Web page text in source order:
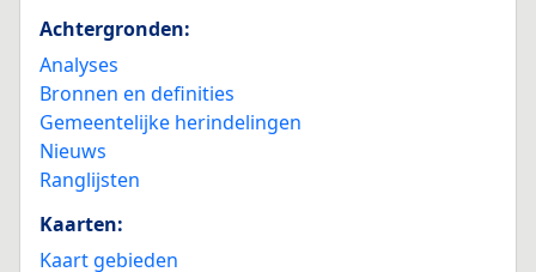
Achtergronden:
Analyses
Bronnen en definities
Gemeentelijke herindelingen
Nieuws
Ranglijsten
Kaarten:
Kaart gebieden